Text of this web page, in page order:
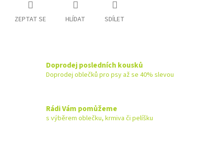
ZEPTAT SE HLÍDAT SDÍLET
Doprodej posledních kousků
Doprodej oblečků pro psy až se 40% slevou
Rádi Vám pomůžeme
s výběrem oblečku, krmiva či pelíšku